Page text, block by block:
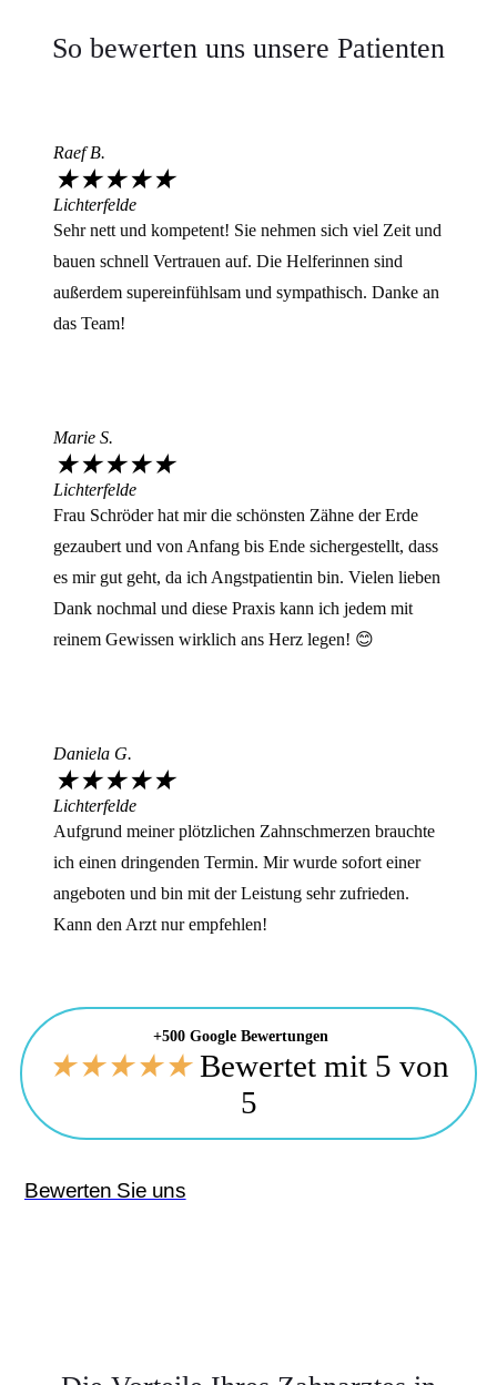
So bewerten uns unsere Patienten
Raef B.
★★★★★
Lichterfelde
Sehr nett und kompetent! Sie nehmen sich viel Zeit und
bauen schnell Vertrauen auf. Die Helferinnen sind
außerdem supereinfühlsam und sympathisch. Danke an
das Team!
Marie S.
★★★★★
Lichterfelde
Frau Schröder hat mir die schönsten Zähne der Erde
gezaubert und von Anfang bis Ende sichergestellt, dass
es mir gut geht, da ich Angstpatientin bin. Vielen lieben
Dank nochmal und diese Praxis kann ich jedem mit
reinem Gewissen wirklich ans Herz legen! 😊
Daniela G.
★★★★★
Lichterfelde
Aufgrund meiner plötzlichen Zahnschmerzen brauchte
ich einen dringenden Termin. Mir wurde sofort einer
angeboten und bin mit der Leistung sehr zufrieden.
Kann den Arzt nur empfehlen!
+500 Google Bewertungen
★★★★★ Bewertet mit 5 von
5
Bewerten Sie uns